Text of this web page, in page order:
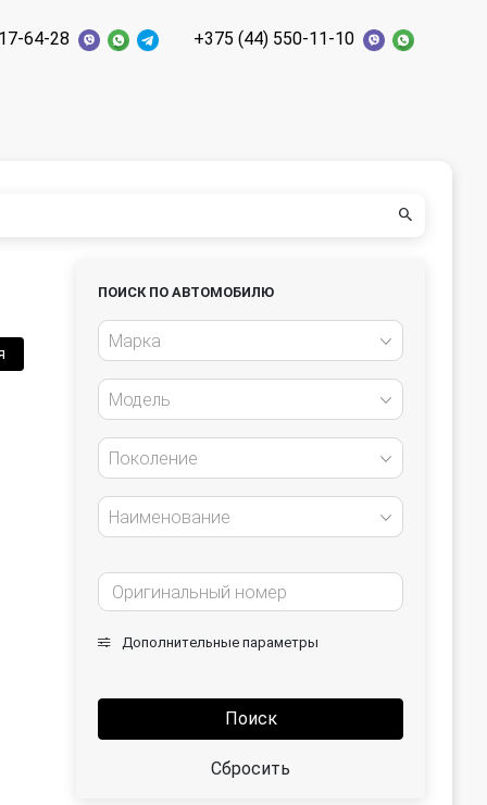
64-28 +375 (44) 550-11-10
ПОИСК ПО АВТОМОБИЛЮ
Марка
Модель
Поколение
Наименование
Дополнительные параметры
Поиск
Сбросить